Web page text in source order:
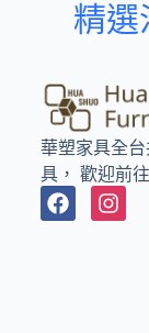
精選
華塑家具全
具， 歡迎前